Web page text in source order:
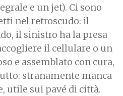
e un jet). Ci sono
nel retroscudo: il
il sinistro ha la presa
il cellulare o un
e assemblato con cura,
stranamente manca
utile sui pavé di città.